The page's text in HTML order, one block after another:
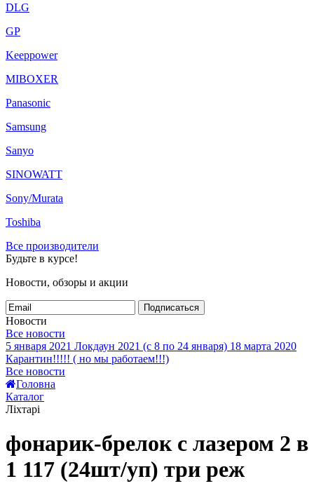
DLG
GP
Keeppower
MIBOXER
Panasonic
Samsung
Sanyo
SINOWATT
Sony/Murata
Toshiba
Все производители
Будьте в курсе!
Новости, обзоры и акции
Подписаться
Новости
Все новости
5 января 2021 Локдаун 2021 (с 8 по 24 января) 18 марта 2020
Карантин!!!!! ( но мы работаем!!!)
Все новости
Головна
Каталог
Ліхтарі
фонарик-брелок с лазером 2 в
1 117 (24шт/уп) три реж